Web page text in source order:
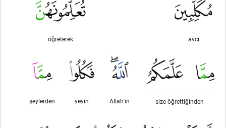
avcı
öğreterek
size öğrettiğinden
Allah'ın
yeyin
şeylerden